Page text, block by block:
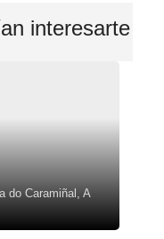
interesarte
do Caramiñal, A